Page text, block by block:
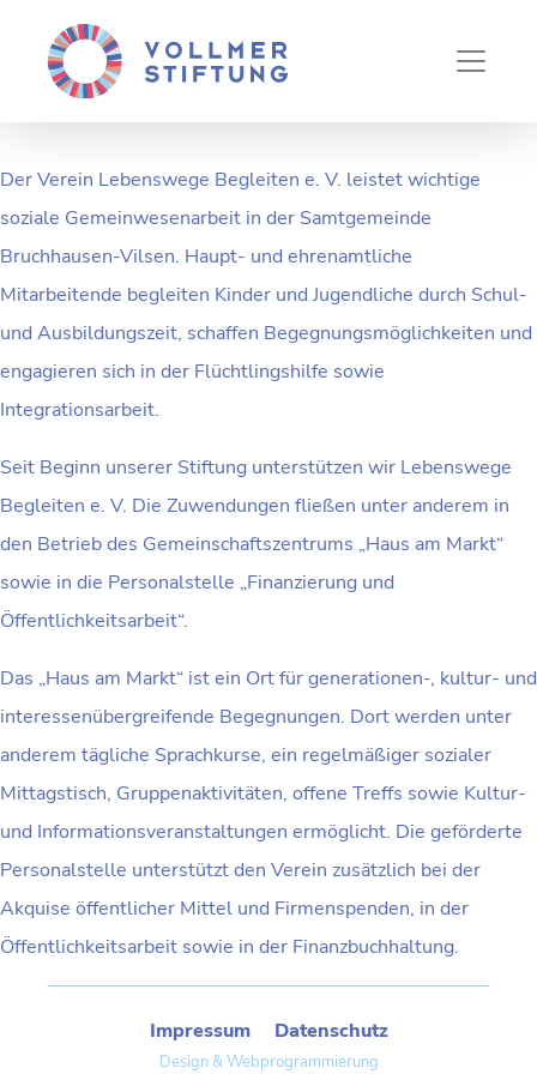
LEBENSWEGE BEGLEITEN
E. V.
Der Verein Lebenswege Begleiten e. V. leistet wichtige
soziale Gemeinwesenarbeit in der Samtgemeinde
Bruchhausen-Vilsen. Haupt- und ehrenamtliche
Mitarbeitende begleiten Kinder und Jugendliche durch Schul-
und Ausbildungszeit, schaffen Begegnungsmöglichkeiten und
engagieren sich in der Flüchtlingshilfe sowie
Integrationsarbeit.
Seit Beginn unserer Stiftung unterstützen wir Lebenswege
Begleiten e. V. Die Zuwendungen fließen unter anderem in
den Betrieb des Gemeinschaftszentrums „Haus am Markt“
sowie in die Personalstelle „Finanzierung und
Öffentlichkeitsarbeit“.
Das „Haus am Markt“ ist ein Ort für generationen-, kultur- und
interessenübergreifende Begegnungen. Dort werden unter
anderem tägliche Sprachkurse, ein regelmäßiger sozialer
Mittagstisch, Gruppenaktivitäten, offene Treffs sowie Kultur-
und Informationsveranstaltungen ermöglicht. Die geförderte
Personalstelle unterstützt den Verein zusätzlich bei der
Akquise öffentlicher Mittel und Firmenspenden, in der
Öffentlichkeitsarbeit sowie in der Finanzbuchhaltung.
Design & Webprogrammierung
Impressum Datenschutz